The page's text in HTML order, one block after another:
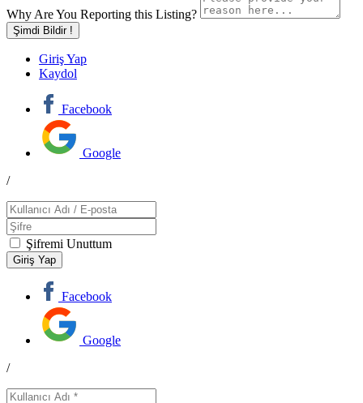
Why Are You Reporting this Listing?
Şimdi Bildir !
Giriş Yap
Kaydol
Facebook
Google
/
Şifremi Unuttum
Facebook
Google
/